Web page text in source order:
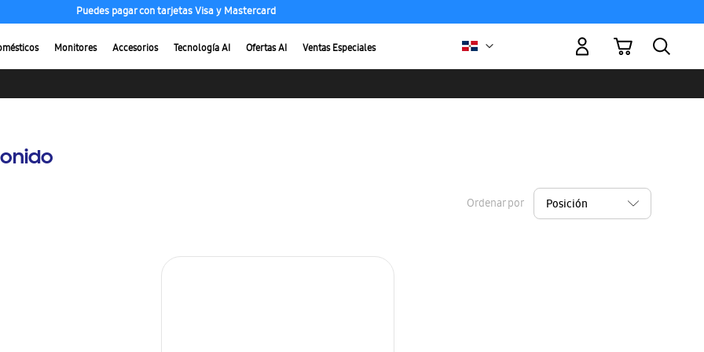
Puedes pagar con tarjetas Visa y Mastercard
Monitores Accesorios Tecnología AI Ofertas AI Ventas Especiales Mi carrito
Ordenar por